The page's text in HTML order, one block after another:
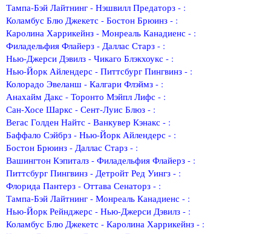
Тампа-Бэй Лайтнинг - Нэшвилл Предаторз - :
Коламбус Блю Джекетс - Бостон Брюинз - :
Каролина Харрикейнз - Монреаль Канадиенс - :
Филадельфия Флайерз - Даллас Старз - :
Нью-Джерси Дэвилз - Чикаго Блэкхоукс - :
Нью-Йорк Айлендерс - Питтсбург Пингвинз - :
Колорадо Эвеланш - Калгари Флэймз - :
Анахайм Дакс - Торонто Мэйпл Лифс - :
Сан-Хосе Шаркс - Сент-Луис Блюз - :
Вегас Голден Найтс - Ванкувер Кэнакс - :
Баффало Сэйбрз - Нью-Йорк Айлендерс - :
Бостон Брюинз - Даллас Старз - :
Вашингтон Кэпиталз - Филадельфия Флайерз - :
Питтсбург Пингвинз - Детройт Ред Уингз - :
Флорида Пантерз - Оттава Сенаторз - :
Тампа-Бэй Лайтнинг - Монреаль Канадиенс - :
Нью-Йорк Рейнджерс - Нью-Джерси Дэвилз - :
Коламбус Блю Джекетс - Каролина Харрикейнз - :